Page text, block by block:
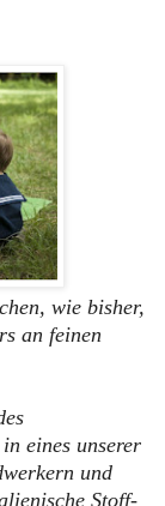
wie bisher,
an feinen
eines unserer
und
Stoff-